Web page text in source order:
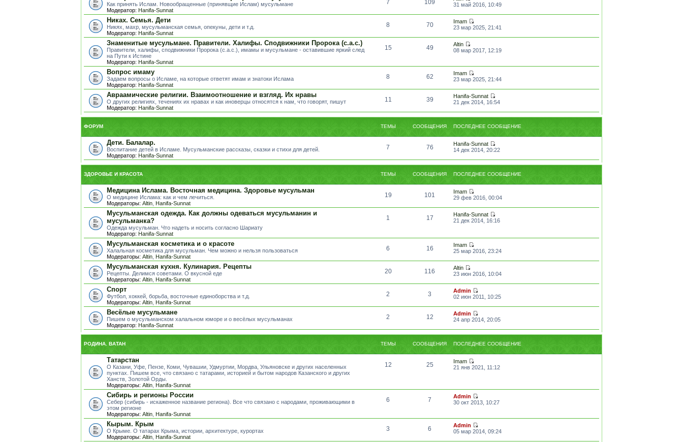
Как принять Ислам. Новообращенные (принявщие Ислам) мусульмане
Модератор: Hanifa-Sunnat
7 109
31 май 2016, 10:49
Никах. Семья. Дети
Никях, махр, мусульманская семья, опекуны, дети и т.д.
Модератор: Hanifa-Sunnat
8 70
Imam
23 мар 2025, 21:41
Знаменитые мусульмане. Правители. Халифы. Сподвижники Пророка (с.а.с.)
Правители, халифы, сподвижники Пророка (с.а.с.), имамы и мусульмане - оставившие яркий след
на Пути к Истине
Модератор: Hanifa-Sunnat
15 49
Altin
08 мар 2017, 12:19
Вопрос имаму
Задаем вопросы о Исламе, на которые ответят имам и знатоки Ислама
Модератор: Hanifa-Sunnat
8 62
Imam
23 мар 2025, 21:44
Авраамические религии. Взаимоотношение и взгляд. Их нравы
О других религиях, течениях их нравах и как иноверцы относятся к нам, что говорят, пишут
Модератор: Hanifa-Sunnat
11 39
Hanifa-Sunnat
21 дек 2014, 16:54
ФОРУМ ТЕМЫ СООБЩЕНИЯ ПОСЛЕДНЕЕ СООБЩЕНИЕ
Дети. Балалар.
Воспитание детей в Исламе. Мусульманские рассказы, сказки и стихи для детей.
Модератор: Hanifa-Sunnat
7 76
Hanifa-Sunnat
14 дек 2014, 20:22
ЗДОРОВЬЕ И КРАСОТА ТЕМЫ СООБЩЕНИЯ ПОСЛЕДНЕЕ СООБЩЕНИЕ
Медицина Ислама. Восточная медицина. Здоровье мусульман
О медицине Ислама: как и чем лечиться.
Модераторы: Altin Hanifa-Sunnat
19 101
Imam
29 фев 2016, 00:04
Мусульманская одежда. Как должны одеваться мусульманин и
мусульманка?
Одежда мусульман. Что надеть и носить согласно Шариату
Модератор: Hanifa-Sunnat
1 17
Hanifa-Sunnat
21 дек 2014, 16:16
Мусульманская косметика и о красоте
Халальная косметика для мусульман. Чем можно и нельзя пользоваться
Модераторы: Altin Hanifa-Sunnat
6 16
Imam
25 мар 2016, 23:24
Мусульманская кухня. Кулинария. Рецепты
Рецепты. Делимся советами. О вкусной еде
Модераторы: Altin Hanifa-Sunnat
20 116
Altin
23 июн 2016, 10:04
Спорт
Футбол, хоккей, борьба, восточные единоборства и т.д.
Модераторы: Altin Hanifa-Sunnat
2 3
Admin
02 июн 2011, 10:25
Весёлые мусульмане
Пишем о мусульманском халальном юморе и о весёлых мусульманах
Модератор: Hanifa-Sunnat
2 12
Admin
24 апр 2014, 20:05
РОДИНА. ВАТАН ТЕМЫ СООБЩЕНИЯ ПОСЛЕДНЕЕ СООБЩЕНИЕ
Татарстан
О Казани, Уфе, Пензе, Коми, Чувашии, Удмуртии, Мордва, Ульяновске и других населенных
пунктах. Пишем все, что связано с татарами, историей и бытом народов Казанского и других
Ханств, Золотой Орды.
Модераторы: Altin Hanifa-Sunnat
12 25
Imam
21 янв 2021, 11:12
Сибирь и регионы России
Себер (сибирь - искаженное название региона). Все что связано с народами, проживающими в
этом регионе
Модераторы: Altin Hanifa-Sunnat
6 7
Admin
30 окт 2013, 10:27
Кырым. Крым
О Крыме. О татарах Крыма, истории, архитектуре, курортах
Модераторы: Altin Hanifa-Sunnat
3 6
Admin
05 мар 2014, 09:24